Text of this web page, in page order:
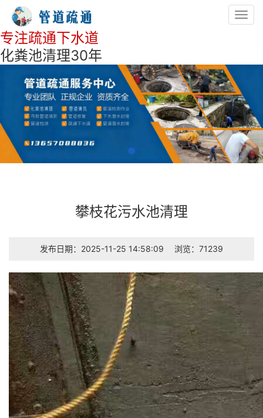
专注疏通下水道
化粪池清理30年
攀枝花污水池清理
发布日期：2025-11-25 14:58:09 浏览：71239